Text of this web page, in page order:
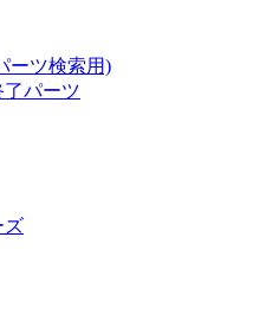
ーツ検索用)
パーツ
ズ